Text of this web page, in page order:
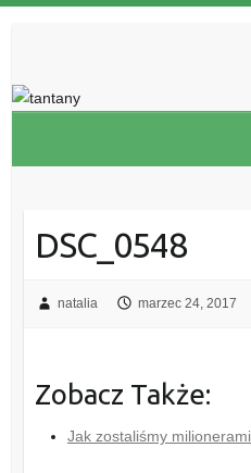
DSC_0548
natalia marzec 24, 2017
Zobacz Także:
Jak zostaliśmy